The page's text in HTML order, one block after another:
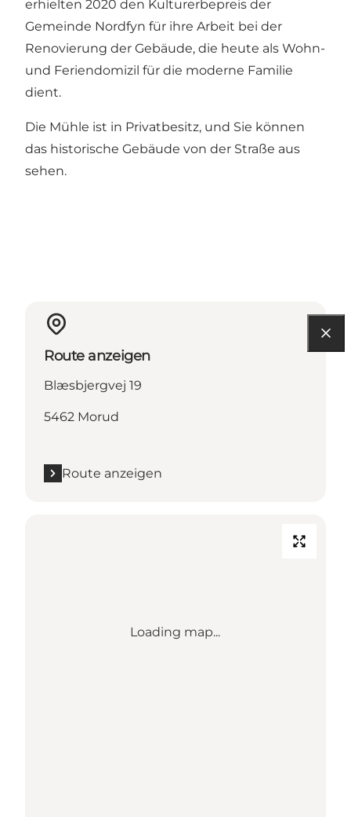
erhielten 2020 den Kulturerbepreis der
Gemeinde Nordfyn für ihre Arbeit bei der
Renovierung der Gebäude, die heute als Wohn-
und Feriendomizil für die moderne Familie
dient.
Die Mühle ist in Privatbesitz, und Sie können
das historische Gebäude von der Straße aus
sehen.
Route anzeigen
Blæsbjergvej 19
5462 Morud
Route anzeigen
Loading map...